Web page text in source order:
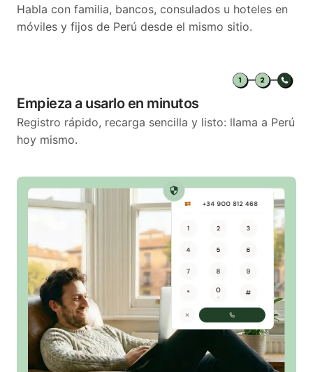
Habla con familia, bancos, consulados u hoteles en
móviles y fijos de Perú desde el mismo sitio.
Empieza a usarlo en minutos
Registro rápido, recarga sencilla y listo: llama a Perú
hoy mismo.